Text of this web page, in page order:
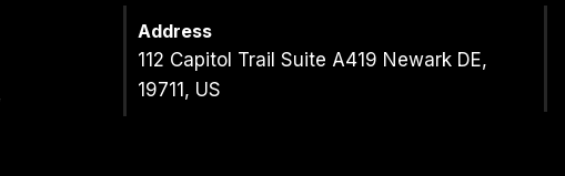
Address
112 Capitol Trail Suite A419 Newark DE,
19711, US